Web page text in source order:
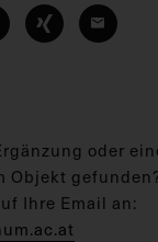
oder
Objekt
Ihre Email an: